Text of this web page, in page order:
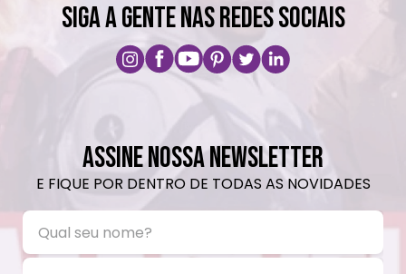
SIGA A GENTE NAS REDES SOCIAIS
ASSINE NOSSA NEWSLETTER
E FIQUE POR DENTRO DE TODAS AS NOVIDADES